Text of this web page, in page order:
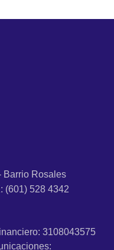
Barrio Rosales
(601) 528 4342
3108043575